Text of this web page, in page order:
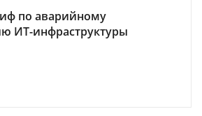
по аварийному
ИТ-инфраструктуры